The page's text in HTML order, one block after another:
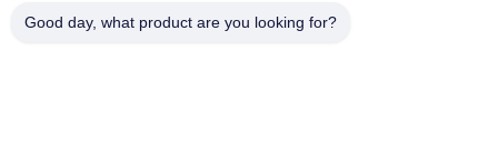
Good day, what product are you looking for?